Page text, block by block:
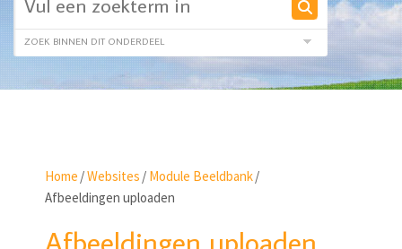
Home /Websites / Module Beeldbank/
Afbeeldingen uploaden